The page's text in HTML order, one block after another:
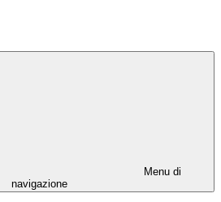
Menu di
navigazione